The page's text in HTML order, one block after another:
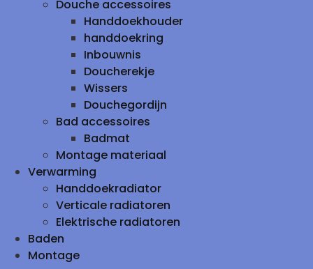
Douche accessoires
Handdoekhouder
handdoekring
Inbouwnis
Doucherekje
Wissers
Douchegordijn
Bad accessoires
Badmat
Montage materiaal
Verwarming
Handdoekradiator
Verticale radiatoren
Elektrische radiatoren
Baden
Montage